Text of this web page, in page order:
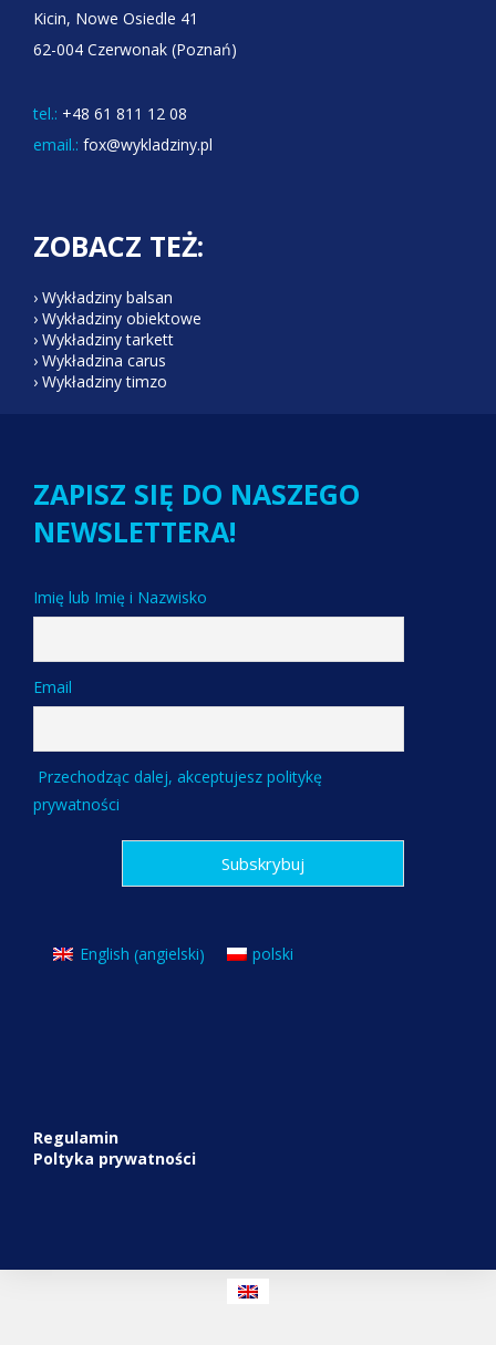
Kicin, Nowe Osiedle 41
62-004 Czerwonak (Poznań)
tel.: +48 61 811 12 08
email.: fox@wykladziny.pl
ZOBACZ TEŻ:
› Wykładziny balsan
› Wykładziny obiektowe
› Wykładziny tarkett
› Wykładzina carus
› Wykładziny timzo
ZAPISZ SIĘ DO NASZEGO
NEWSLETTERA!
Imię lub Imię i Nazwisko
Email
Przechodząc dalej, akceptujesz politykę
prywatności
English (angielski) polski
Regulamin
Poltyka prywatności